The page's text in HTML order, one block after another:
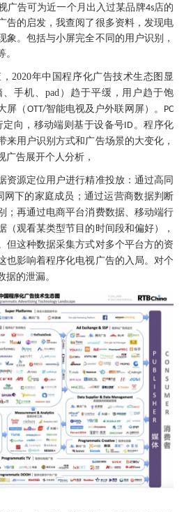
广告可为近一个月出入过某品牌4s店的
告的启发，我查阅了很多资料，发现电
象。包括与小屏完全不同的用户识别，
，2020年中国程序化广告技术生态图显
、手机、 pad） 趋于平缓 ，用户趋于饱
屏 （ OTT/智能电视及户外联网屏）。 PC
定向 ， 移动端则基于设备号ID。程序化
来用户识别方式和广告场景的大变化 ，
广告展开个人分析 ，
资源定位用户进行精准投放： 通过高同
网下的家庭成员 ； 通过运营商数据判断
； 再通过电商平台消费数据、 移动端行
（观看某类型节目的时间段和偏好），
但这种数据采集方式对多个平台方的资
也影响着程序化电视广告的入局。对个
据的泄漏。